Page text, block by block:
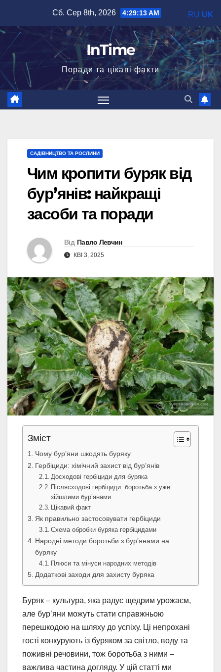
вмісту
Сб. Сер 8th, 2026 4:29:14 AM
InTime
Поради та цікаві факти
САДІВНИЦТВО ТА РОСЛИНИ
Чим кропити буряк від
бур’янів: найкращі
засоби та поради
Від Павло Левчин
КВІ 3, 2025
Зміст
Чому бур’яни шкодять буряку
Гербіциди: хімічний захист від бур’янів
Досходові гербіциди для буряка
Післясходові гербіциди: боротьба з уже
зійшлими бур’янами
Цікавий факт
Як правильно застосовувати гербіциди
Схема обробки буряка гербіцидами
Народні методи боротьби з бур’янами на
буряку
Плюси та мінуси народних методів
Додаткові заходи для захисту буряка
Буряк – культура, яка радує щедрим урожаєм,
але бур’яни можуть стати справжньою
перешкодою на шляху до успіху. Ці непрохані
гості конкурують із буряком за світло, воду та
поживні речовини, тож боротьба з ними –
важлива частина догляду. У цій статті ми
RU UK